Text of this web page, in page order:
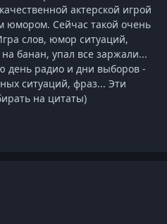
актерской игрой
юмором. Сейчас такой очень
слов, юмор ситуаций,
банан, упал все заржали...
радио и дни выборов -
ситуаций, фраз... Эти
на цитаты)